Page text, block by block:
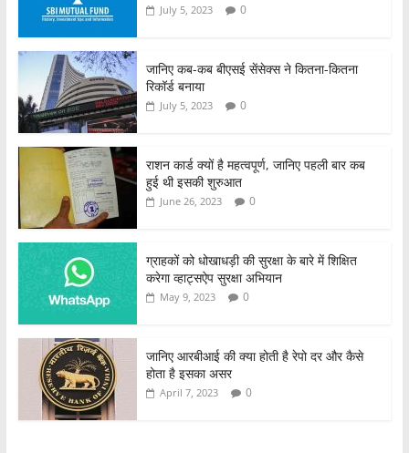
July 5, 2023 0
जानिए कब-कब बीएसई सेंसेक्स ने कितना-कितना
रिकॉर्ड बनाया
July 5, 2023 0
राशन कार्ड क्यों है महत्वपूर्ण, जानिए पहली बार कब
हुई थी इसकी शुरुआत
June 26, 2023 0
ग्राहकों को धोखाधड़ी की सुरक्षा के बारे में शिक्षित
करेगा व्हाट्सऐप सुरक्षा अभियान
May 9, 2023 0
जानिए आरबीआई की क्या होती है रेपो दर और कैसे
होता है इसका असर
April 7, 2023 0